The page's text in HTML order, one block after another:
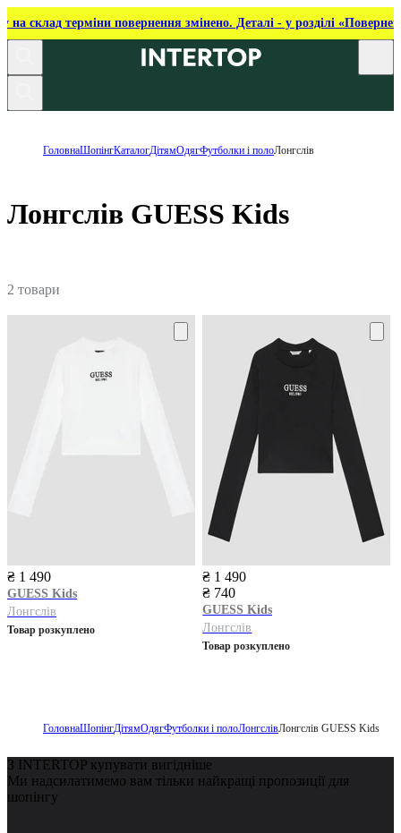
на склад терміни повернення змінено. Деталі - у розділі
ГоловнаШопінгКаталогДітямОдягФутболки і полоЛонгслів
Лонгслів GUESS Kids
2 товари
₴ 1 490
GUESS Kids
Лонгслів
Товар розкуплено
₴ 1 490
₴ 740
GUESS Kids
Лонгслів
Товар розкуплено
ГоловнаШопінгДітямОдягФутболки і полоЛонгслівЛонгслів GUESS Kids
З INTERTOP купувати вигідніше
Ми надсилатимемо вам тільки найкращі пропозиції для
шопінгу